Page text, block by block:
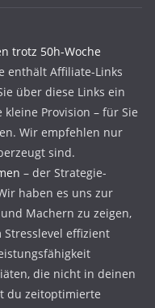
trotz 50h-Woche
enthält Affiliate-Links
über diese Links ein
Provision – für Sie
Wir empfehlen nur
sind.
– der Strategie-
haben es uns zur
Machern zu zeigen,
effizient
die nicht in deinen
du zeitoptimierte